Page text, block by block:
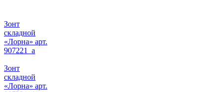
Зонт
складной
«Лорна» арт.
907221_a
Зонт
складной
«Лорна» арт.